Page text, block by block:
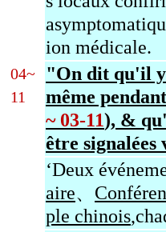
ion médicale.
04~
11
"On dit qu'il y
même
~ 03-11), &
être signalées
‘Deux
aire、
ple chinois,c